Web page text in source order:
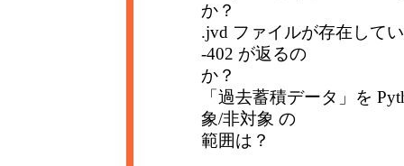
か？
.jvd ファイルが存在して
-402 が返るの
か？
「過去蓄積データ」を
象/非対象 の
範囲は？